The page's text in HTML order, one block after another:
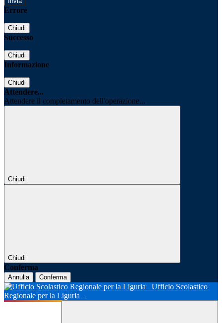
Errore
Chiudi
Successo
Chiudi
Informazione
Chiudi
Attendere...
Attendere il completamento dell'operazione...
Chiudi
Chiudi
Conferma
Annulla Conferma
Ufficio Scolastico
Regionale per la Liguria